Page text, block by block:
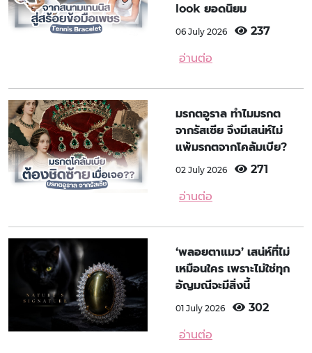
look ยอดนิยม
06 July 2026 237
อ่านต่อ
มรกตอูราล ทำไมมรกต
จากรัสเซีย จึงมีเสน่ห์ไม่
แพ้มรกตจากโคลัมเบีย?
02 July 2026 271
อ่านต่อ
‘พลอยตาแมว’ เสน่ห์ที่ไม่
เหมือนใคร เพราะไม่ใช่ทุก
อัญมณีจะมีสิ่งนี้
01 July 2026 302
อ่านต่อ